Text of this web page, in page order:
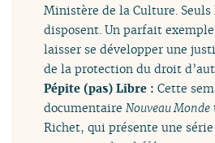
Ministère de la Culture.
disposent. Un parfait
laisser se développer une
de la protection du droit
Pépite (pas) Libre : Cette
documentaireNouveau Monde
Richet, qui présente une